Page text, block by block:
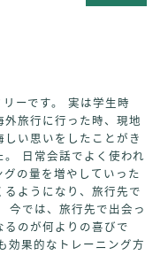
ーです。 実は学生時
旅行に行った時、現地
い思いをしたことがき
日常会話でよく使われ
の量を増やしていった
ようになり、旅行先で
今では、旅行先で出会っ
のが何よりの喜びで
効果的なトレーニング方